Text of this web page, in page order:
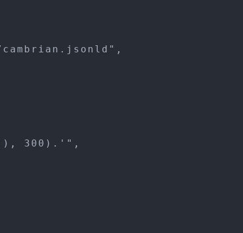
300).'",